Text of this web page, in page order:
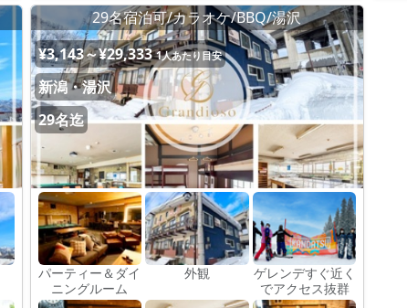
29名宿泊可/カラオケ/BBQ/湯沢
¥3,143～¥29,333 1人あたり目安
新潟・湯沢
29名迄
パーティー＆ダイ
ニングルーム
外観
ゲレンデすぐ近く
でアクセス抜群